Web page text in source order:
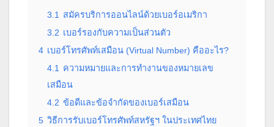
3.1
สมัครบริการออนไลน์ด้วยเบอร์อเมริกา
3.2 เบอร์รองกับความเป็นส่วนตัว
4 เบอร์โทรศัพท์เสมือน (Virtual Number) คืออะไร?
4.1
ความหมายและการทำงานของหมายเลข
เสมือน
4.2 ข้อดีและข้อจำกัดของเบอร์เสมือน
5 วิธีการรับเบอร์โทรศัพท์สหรัฐฯ ในประเทศไทย